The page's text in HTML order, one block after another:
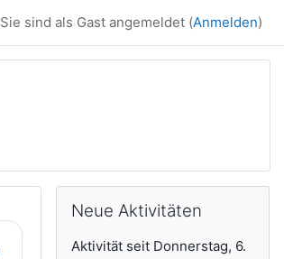
Sie sind als Gast angemeldet (Anmelden)
Neue Aktivitäten
Aktivität seit Donnerstag, 6.